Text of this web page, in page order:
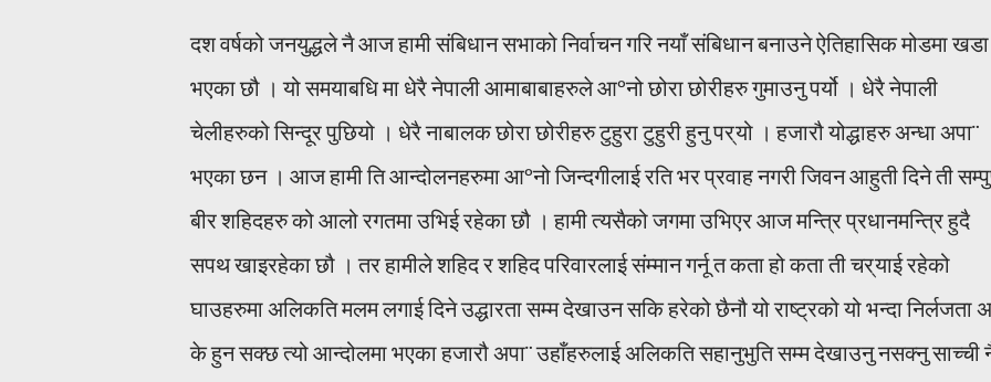
दश वर्षको जनयुद्धले नै आज हामी संबिधान सभाको निर्वाचन गरि नयाँ संबिधान बनाउने ऐतिहासिक मोडमा खडा
भएका छौ । यो समयाबधि मा धेरै नेपाली आमाबाबाहरुले आºनो छोरा छोरीहरु गुमाउनु पर्यो । धेरै नेपाली
चेलीहरुको सिन्दूर पुछियो । धेरै नाबालक छोरा छोरीहरु टुहुरा टुहुरी हुनु पर् यो । हजारौ योद्धाहरु अन्धा अपा¨
भएका छन । आज हामी ति आन्दोलनहरुमा आºनो जिन्दगीलाई रति भर प्रवाह नगरी जिवन आहुती दिने ती
बीर शहिदहरु को आलो रगतमा उभिई रहेका छौ । हामी त्यसैको जगमा उभिएर आज मन्त्रि प्रधानमन्त्रि हुदै
सपथ खाइरहेका छौ । तर हामीले शहिद र शहिद परिवारलाई संम्मान गर्नू त कता हो कता ती चर् याई रहेको
घाउहरुमा अलिकति मलम लगाई दिने उद्धारता सम्म देखाउन सकि हरेको छैनौ यो राष्ट्रको यो भन्दा निर्लजता
के हुन सक्छ त्यो आन्दोलमा भएका हजारौ अपा¨ उहाँहरुलाई अलिकति सहानुभुति सम्म देखाउनु नसक्नु साच्ची